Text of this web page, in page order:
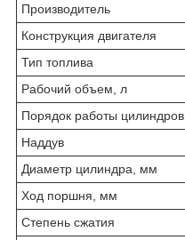
Производитель
Конструкция двигателя
Тип топлива
Рабочий объем, л
Порядок работы цилиндров
Наддув
Диаметр цилиндра, мм
Ход поршня, мм
Степень сжатия